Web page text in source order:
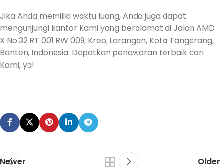
Jika Anda memiliki waktu luang, Anda juga dapat
mengunjungi kantor Kami yang beralamat di Jalan AMD
X No.32 RT 001 RW 009, Kreo, Larangan, Kota Tangerang,
Banten, Indonesia. Dapatkan penawaran terbaik dari
Kami, ya!
Newer Older